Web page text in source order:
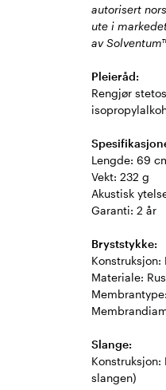
autorisert
ute i
av
Pleieråd:
Rengjør
Lengde: 69
Vekt: 232 g
Akustisk
Garanti: 2 år
Bryststykke:
Materiale:
Slange:
slangen)